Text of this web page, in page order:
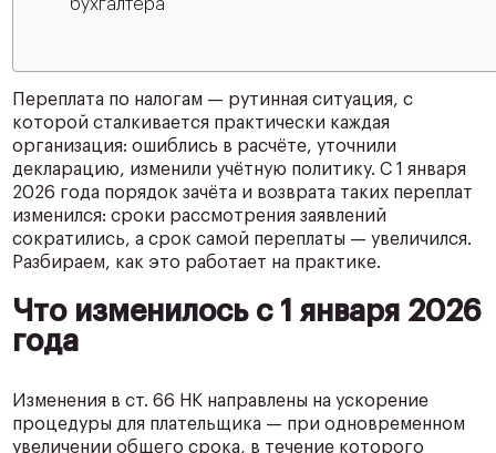
бухгалтера
Переплата по налогам — рутинная ситуация, с
которой сталкивается практически каждая
организация: ошиблись в расчёте, уточнили
декларацию, изменили учётную политику. С 1 января
2026 года порядок зачёта и возврата таких переплат
изменился: сроки рассмотрения заявлений
сократились, а срок самой переплаты — увеличился.
Разбираем, как это работает на практике.
Что изменилось с 1 января 2026
года
Изменения в ст. 66 НК направлены на ускорение
процедуры для плательщика — при одновременном
увеличении общего срока, в течение которого